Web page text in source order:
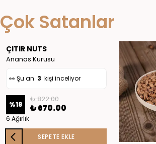
Çok Satanlar
ÇITIR NUTS
Ananas Kurusu
❤️ kişi favoriledi
✅ Bugün10adet satıldı
👀 Şu an 3 kişi inceliyor
%18
₺ 822.00
₺ 670.00
6 Ağırlık
SEPETE EKLE
👀 Şu an2
❤️27kişi
🛒4kişi